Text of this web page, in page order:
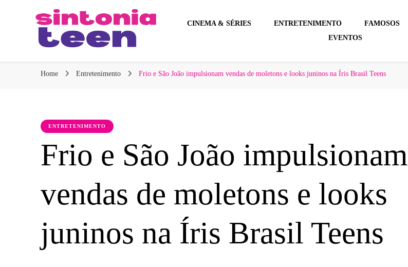
Sintonia Teen
CINEMA & SÉRIES ENTRETENIMENTO FAMOSOS
EVENTOS
Home Entretenimento Frio e São João impulsionam vendas de moletons e looks juninos na Íris Brasil Teens
ENTRETENIMENTO
Frio e São João impulsionam
vendas de moletons e looks
juninos na Íris Brasil Teens